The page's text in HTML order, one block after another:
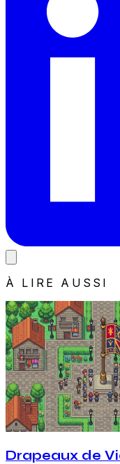
À LIRE AUSSI
Drapeaux de